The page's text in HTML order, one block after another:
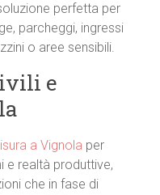
perfetta per
parcheggi, ingressi
o aree sensibili.
e
a Vignola per
e realtà produttive,
che in fase di